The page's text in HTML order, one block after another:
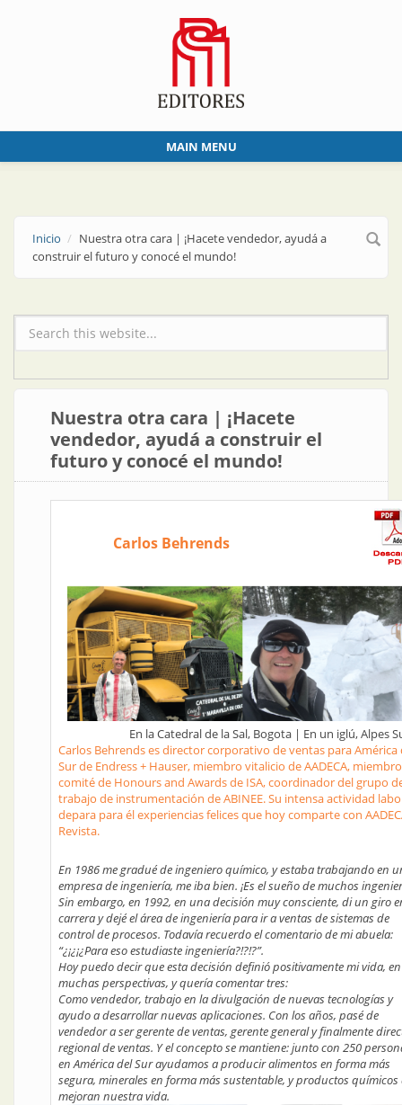
MAIN MENU
Inicio
Nuestra otra cara | ¡Hacete vendedor, ayudá a
construir el futuro y conocé el mundo!
Formulario de búsqueda
Nuestra otra cara | ¡Hacete
vendedor, ayudá a construir el
futuro y conocé el mundo!
Carlos Behrends
En la Catedral de la Sal, Bogota | En un iglú, Alpes
Carlos Behrends es director corporativo de ventas para América
Sur de Endress + Hauser, miembro vitalicio de AADECA,
comité de Honours and Awards de ISA, coordinador del grupo
trabajo de instrumentación de ABINEE. Su intensa actividad
depara para él experiencias felices que hoy comparte con
Revista.
En 1986 me gradué de ingeniero químico, y estaba trabajando en
empresa de ingeniería, me iba bien. ¡Es el sueño de muchos
Sin embargo, en 1992, en una decisión muy consciente, di un giro
carrera y dejé el área de ingeniería para ir a ventas de sistemas de
control de procesos. Todavía recuerdo el comentario de mi abuela:
“¿¡¿¡¿Para eso estudiaste ingeniería?!?!?”.
Hoy puedo decir que esta decisión definió positivamente mi vida, en
muchas perspectivas, y quería comentar tres:
Como vendedor, trabajo en la divulgación de nuevas tecnologías y
ayudo a desarrollar nuevas aplicaciones. Con los años, pasé de
vendedor a ser gerente de ventas, gerente general y finalmente
regional de ventas. Y el concepto se mantiene: junto con 250
en América del Sur ayudamos a producir alimentos en forma más
segura, minerales en forma más sustentable, y productos químicos
mejoran nuestra vida.